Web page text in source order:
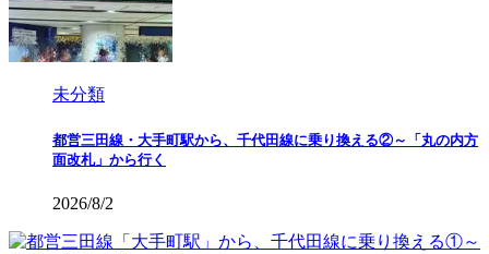
未分類
都営三田線・大手町駅から、千代田線に乗り換える②～「丸の内方
面改札」から行く
2026/8/2